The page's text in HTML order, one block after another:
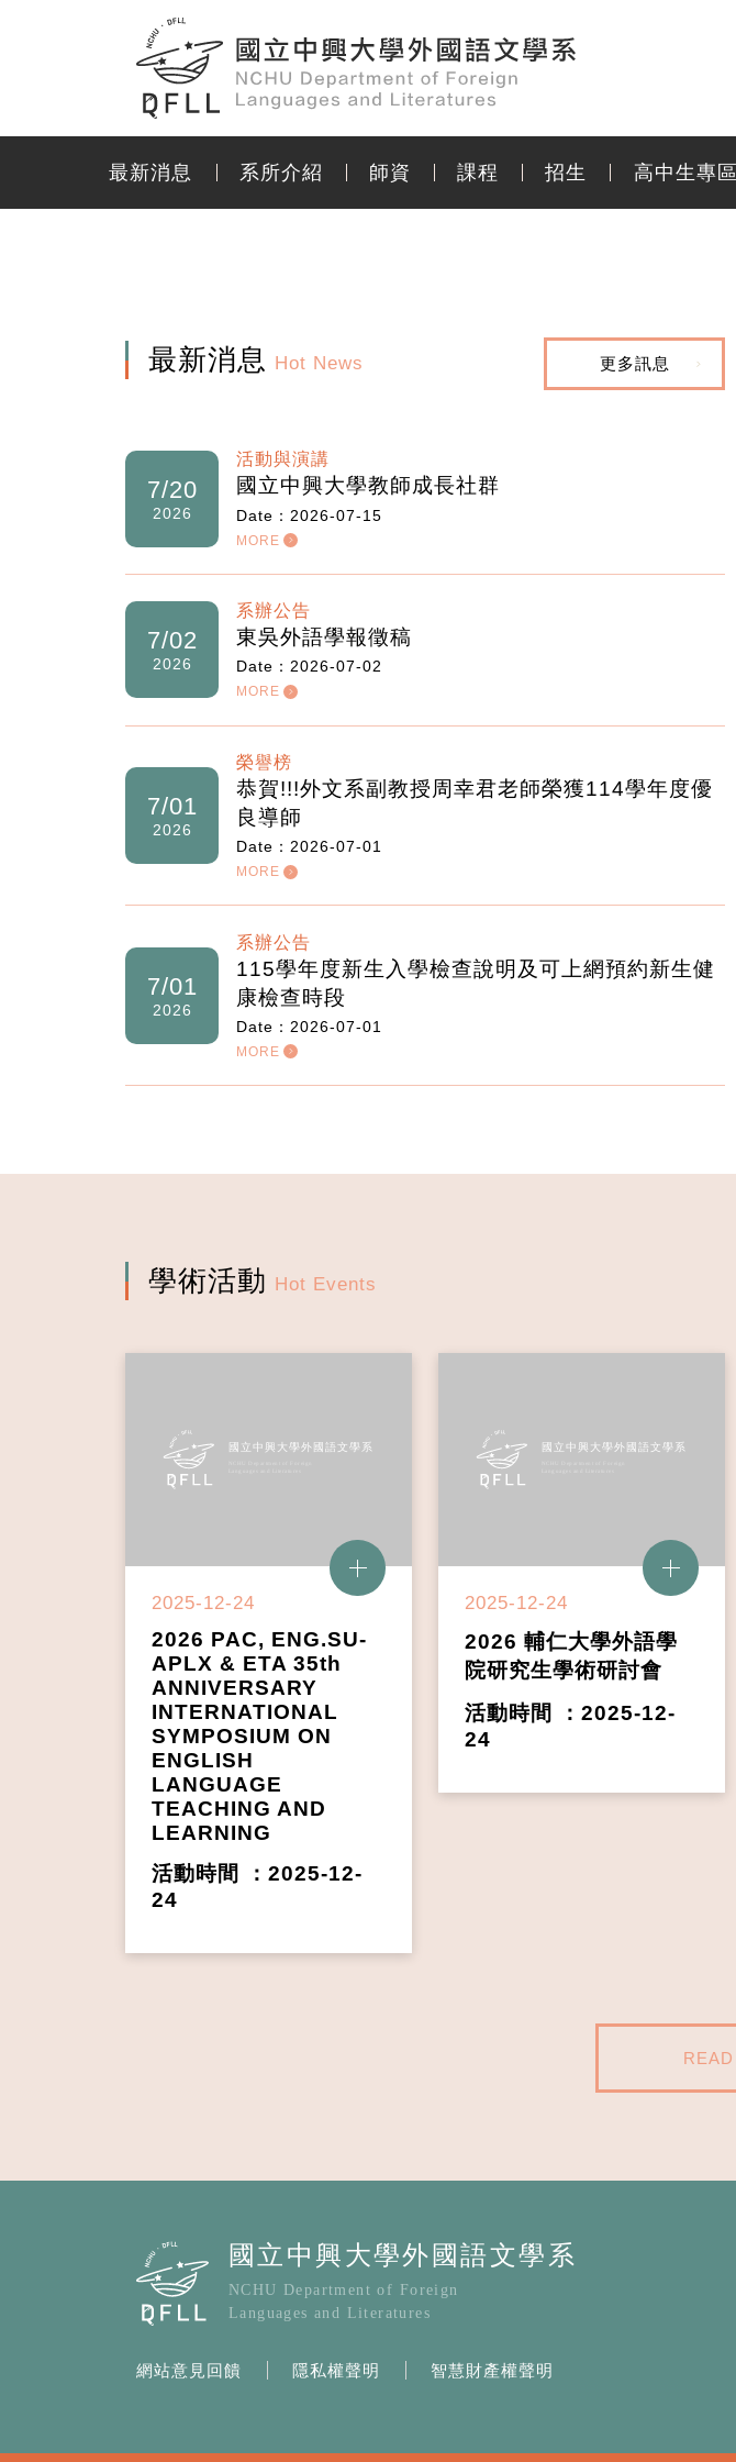
最新消息 系所介紹 師資 課程 招生 高中生專區
最新消息 Hot News 更多訊息
7/20
2026
活動與演講
國立中興大學教師成長社群
Date：2026-07-15
MORE
7/02
系辦公告
東吳外語學報徵稿
Date：2026-07-02
7/01
榮譽榜
恭賀!!!外文系副教授周幸君老師榮獲114學年度優
良導師
Date：2026-07-01
7/01
2026
系辦公告
115學年度新生入學檢查說明及可上網預約新生健
康檢查時段
Date：2026-07-01
MORE
研究生論文研討會
2025-12-24
2026 PAC, ENG.SU-
APLX & ETA 35th
ANNIVERSARY
INTERNATIONAL
SYMPOSIUM ON
ENGLISH LANGUAGE
TEACHING AND
LEARNING
2025-12-24
2026 輔仁大學外語學院
研究生學術研討會
24